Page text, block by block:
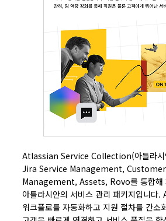
Atlassian Service Collection(아틀라시
Jira Service Management,
Management, Assets, Rovo를 통합해
아틀라시안의 서비스 관리 패키지입니다.
워크플로를 자동화하고 지원 절차를 간소